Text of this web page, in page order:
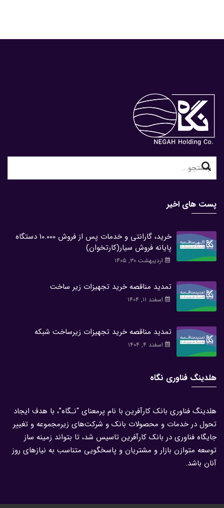
Search
for:
پست های اخیر
خرید، گارانتی و خدمات پس از فروش 10.000 دستگاه
پایانه فروش سیار(کارتخوان)
اردیبهشت ۳۰, ۱۴۰۵
تمدید مناقصه خرید تجهیزات زیر ساخت
اسفند ۱۱, ۱۴۰۴
تمدید مناقصه خرید تجهیزات زیرساخت شبکه
اسفند ۴, ۱۴۰۴
هلدینگ فناوری نگاه
هلدینگ فناوری بانک کارآفرین با نام پرمعنای “نـگاه”، با هدف ایجاد
تحول در خدمات و محصولات بانک و شرکت‌های زیرمجموعه و تغییر
جایگاه فناوری در بانک کارآفرین تاسیس شد، تا بتواند زمینه ساز
توسعه متوازن بازار و مشتریان و پاسخگویی متناسب به نیازهای روز
آنان باشد.